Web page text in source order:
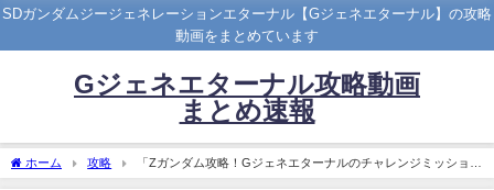
SDガンダムジージェネレーションエターナル【Gジェネエターナル】の攻略
動画をまとめています
Gジェネエターナル攻略動画
まとめ速報
ホーム 攻略
「Zガンダム攻略！Gジェネエターナルのチャレンジミッション
完全ガイド」